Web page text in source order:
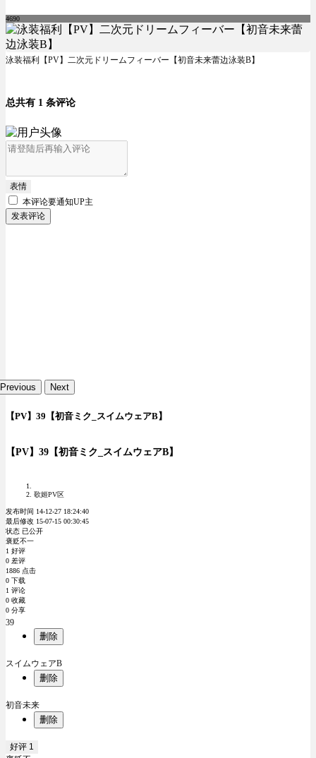
4690
泳装福利【PV】二次元ドリームフィーバー【初音未来蕾边泳装B】
总共有 1 条评论
表情
本评论要通知UP主
发表评论
Previous Next
【PV】39【初音ミク_スイムウェアB】
【PV】39【初音ミク_スイムウェアB】
歌姬PV区
发布时间 14-12-27 18:24:40
最后修改 15-07-15 00:30:45
状态 已公开
褒贬不一
1 好评
0 差评
1886 点击
0 下载
1 评论
0 收藏
0 分享
39
删除
スイムウェアB
删除
初音未来
删除
好评 1